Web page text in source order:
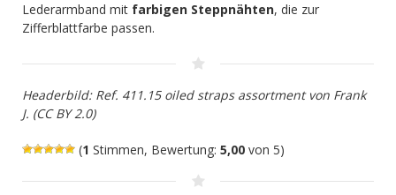
Lederarmband mit farbigen Steppnähten, die zur
Zifferblattfarbe passen.
Headerbild: Ref. 411.15 oiled straps assortment von Frank
J. (CC BY 2.0)
(1 Stimmen, Bewertung: 5,00 von 5)